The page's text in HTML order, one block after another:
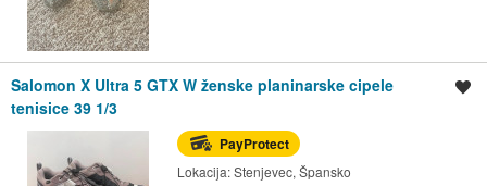
Salomon X Ultra 5 GTX W ženske planinarske cipele
tenisice 39 1/3
PayProtect
Lokacija:Stenjevec, Špansko